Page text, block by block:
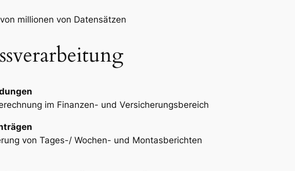
millionen von Datensätzen
im Finanzen- und Versicherungsbereich
von Tages-/ Wochen- und Montasberichten